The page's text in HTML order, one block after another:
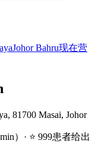
Johor Bahru现在营
81700 Masai, Johor
）· ⭐ 999患者给出